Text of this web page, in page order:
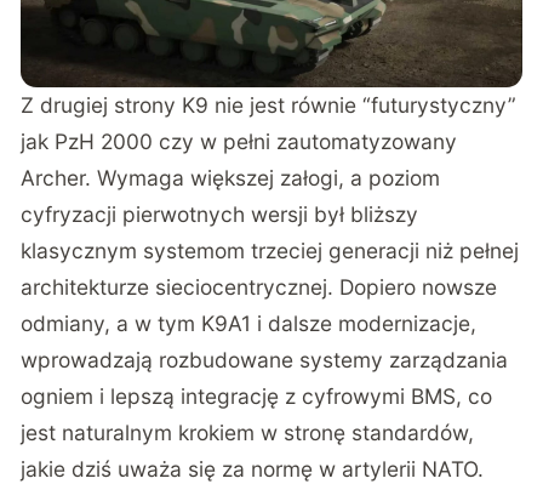
Z drugiej strony K9 nie jest równie “futurystyczny”
jak PzH 2000 czy w pełni zautomatyzowany
Archer. Wymaga większej załogi, a poziom
cyfryzacji pierwotnych wersji był bliższy
klasycznym systemom trzeciej generacji niż pełnej
architekturze sieciocentrycznej. Dopiero nowsze
odmiany, a w tym K9A1 i dalsze modernizacje,
wprowadzają rozbudowane systemy zarządzania
ogniem i lepszą integrację z cyfrowymi BMS, co
jest naturalnym krokiem w stronę standardów,
jakie dziś uważa się za normę w artylerii NATO.